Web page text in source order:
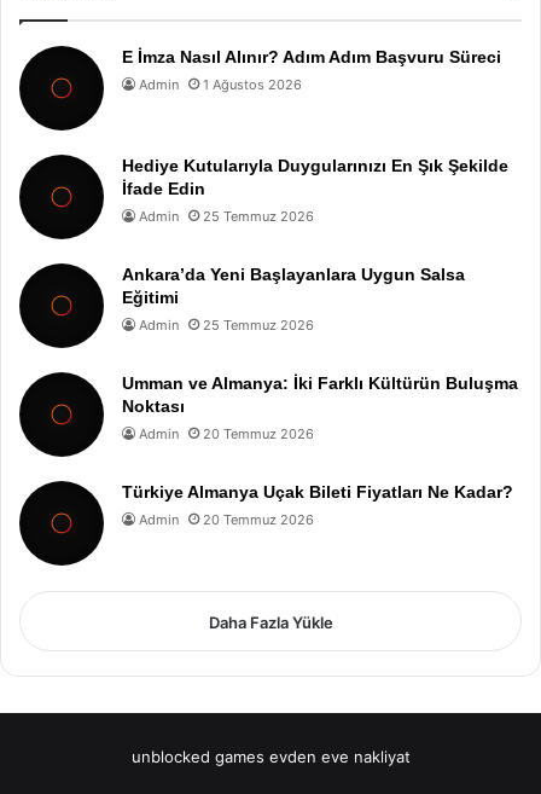
E İmza Nasıl Alınır? Adım Adım Başvuru Süreci
Admin 1 Ağustos 2026
Hediye Kutularıyla Duygularınızı En Şık Şekilde
İfade Edin
Admin 25 Temmuz 2026
Ankara’da Yeni Başlayanlara Uygun Salsa
Eğitimi
Admin 25 Temmuz 2026
Umman ve Almanya: İki Farklı Kültürün Buluşma
Noktası
Admin 20 Temmuz 2026
Türkiye Almanya Uçak Bileti Fiyatları Ne Kadar?
Admin 20 Temmuz 2026
Daha Fazla Yükle
unblocked games evden eve nakliyat